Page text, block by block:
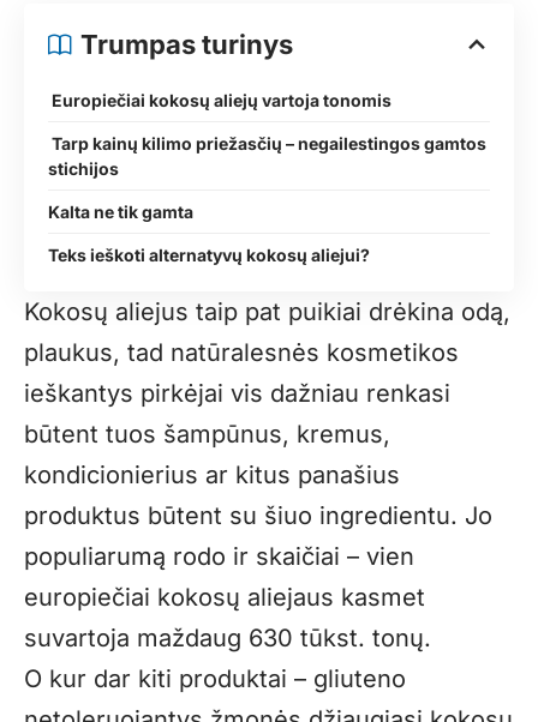
Trumpas turinys
Europiečiai kokosų aliejų vartoja tonomis
Tarp kainų kilimo priežasčių – negailestingos gamtos
stichijos
Kalta ne tik gamta
Teks ieškoti alternatyvų kokosų aliejui?
Kokosų aliejus taip pat puikiai drėkina odą,
plaukus, tad natūralesnės kosmetikos
ieškantys pirkėjai vis dažniau renkasi
būtent tuos šampūnus, kremus,
kondicionierius ar kitus panašius
produktus būtent su šiuo ingredientu. Jo
populiarumą rodo ir skaičiai – vien
europiečiai kokosų aliejaus kasmet
suvartoja maždaug 630 tūkst. tonų.
O kur dar kiti produktai – gliuteno